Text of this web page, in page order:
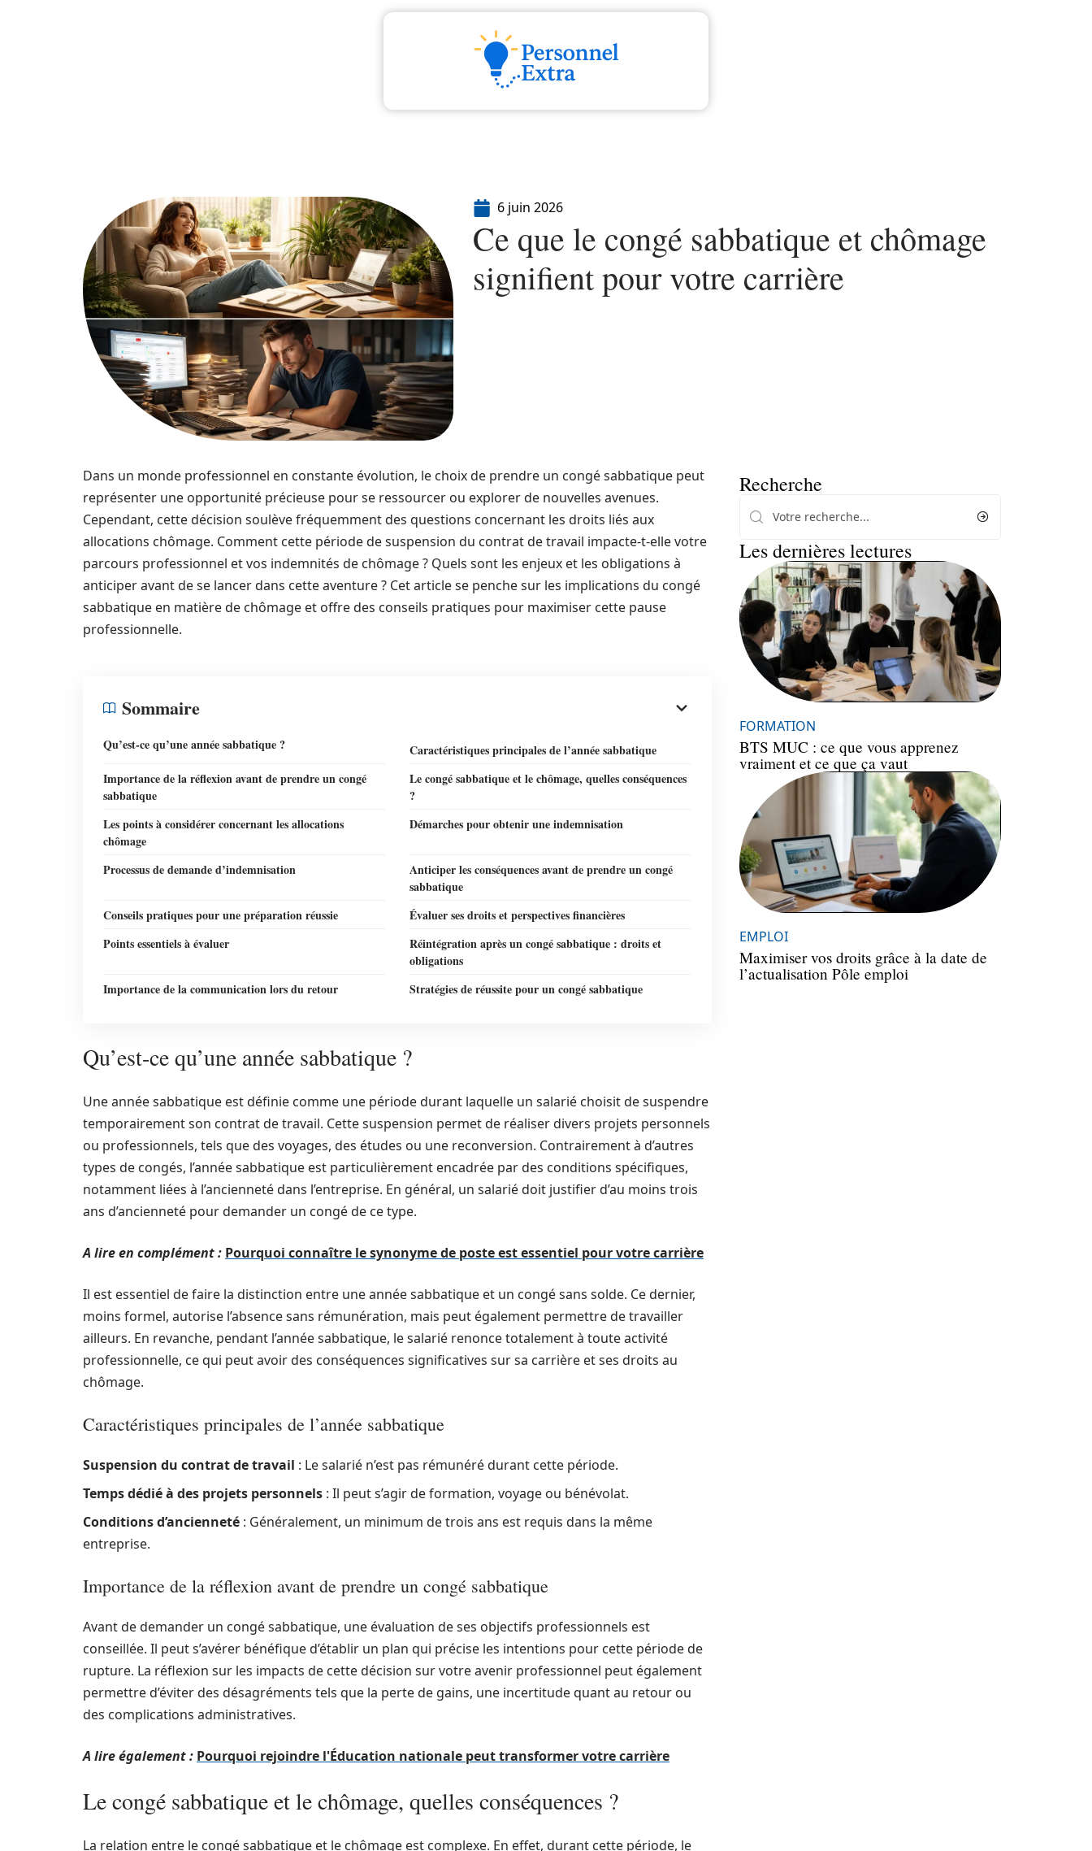
6 juin 2026
Ce que le congé sabbatique et chômage
signifient pour votre carrière
Dans un monde professionnel en constante évolution, le choix de prendre un congé sabbatique peut
représenter une opportunité précieuse pour se ressourcer ou explorer de nouvelles avenues.
Cependant, cette décision soulève fréquemment des questions concernant les droits liés aux
allocations chômage. Comment cette période de suspension du contrat de travail impacte-t-elle votre
parcours professionnel et vos indemnités de chômage ? Quels sont les enjeux et les obligations à
anticiper avant de se lancer dans cette aventure ? Cet article se penche sur les implications du congé
sabbatique en matière de chômage et offre des conseils pratiques pour maximiser cette pause
professionnelle.
Sommaire
Qu’est-ce qu’une année sabbatique ?
Caractéristiques principales de l’année sabbatique
Importance de la réflexion avant de prendre un congé
sabbatique
Le congé sabbatique et le chômage, quelles conséquences
?
Les points à considérer concernant les allocations
chômage
Démarches pour obtenir une indemnisation
Processus de demande d’indemnisation
Anticiper les conséquences avant de prendre un congé
sabbatique
Conseils pratiques pour une préparation réussie
Évaluer ses droits et perspectives financières
Points essentiels à évaluer
Réintégration après un congé sabbatique : droits et
obligations
Importance de la communication lors du retour
Stratégies de réussite pour un congé sabbatique
Qu’est-ce qu’une année sabbatique ?
Une année sabbatique est définie comme une période durant laquelle un salarié choisit de suspendre
temporairement son contrat de travail. Cette suspension permet de réaliser divers projets personnels
ou professionnels, tels que des voyages, des études ou une reconversion. Contrairement à d’autres
types de congés, l’année sabbatique est particulièrement encadrée par des conditions spécifiques,
notamment liées à l’ancienneté dans l’entreprise. En général, un salarié doit justifier d’au moins trois
ans d’ancienneté pour demander un congé de ce type.
A lire en complément : Pourquoi connaître le synonyme de poste est essentiel pour votre carrière
Il est essentiel de faire la distinction entre une année sabbatique et un congé sans solde. Ce dernier,
moins formel, autorise l’absence sans rémunération, mais peut également permettre de travailler
ailleurs. En revanche, pendant l’année sabbatique, le salarié renonce totalement à toute activité
professionnelle, ce qui peut avoir des conséquences significatives sur sa carrière et ses droits au
chômage.
Caractéristiques principales de l’année sabbatique
Suspension du contrat de travail : Le salarié n’est pas rémunéré durant cette période.
Temps dédié à des projets personnels : Il peut s’agir de formation, voyage ou bénévolat.
Conditions d’ancienneté : Généralement, un minimum de trois ans est requis dans la même
entreprise.
Importance de la réflexion avant de prendre un congé sabbatique
Avant de demander un congé sabbatique, une évaluation de ses objectifs professionnels est
conseillée. Il peut s’avérer bénéfique d’établir un plan qui précise les intentions pour cette période de
rupture. La réflexion sur les impacts de cette décision sur votre avenir professionnel peut également
permettre d’éviter des désagréments tels que la perte de gains, une incertitude quant au retour ou
des complications administratives.
A lire également : Pourquoi rejoindre l'Éducation nationale peut transformer votre carrière
Le congé sabbatique et le chômage, quelles conséquences ?
La relation entre le congé sabbatique et le chômage est complexe. En effet, durant cette période, le
Recherche
Les dernières lectures
FORMATION
BTS MUC : ce que vous apprenez
vraiment et ce que ça vaut
EMPLOI
Maximiser vos droits grâce à la date de
l’actualisation Pôle emploi